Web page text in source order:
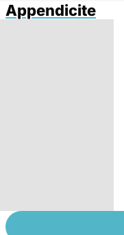
Appendicite